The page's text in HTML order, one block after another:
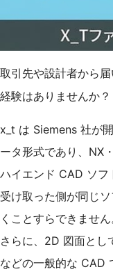
取引先や設計者から届
経験はありませんか？
x_t は Siemens 社が
ータ形式であり、NX
ハイエンド CAD ソフ
受け取った側が同じ
くことすらできません
さらに、2D 図面と
などの一般的な CAD